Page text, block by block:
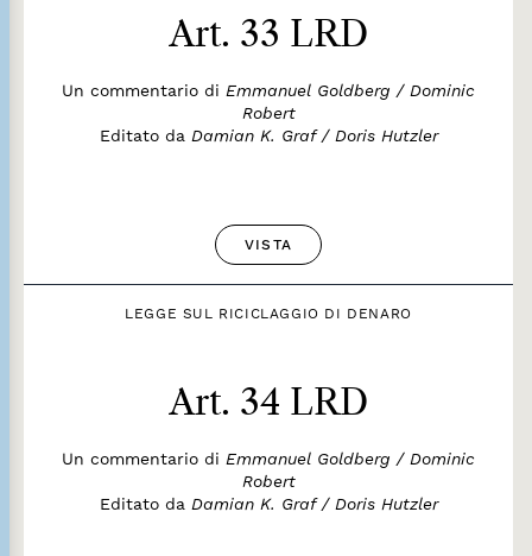
Art. 33 LRD
Un commentario di Emmanuel Goldberg / Dominic
Robert
Editato da Damian K. Graf / Doris Hutzler
VISTA
LEGGE SUL RICICLAGGIO DI DENARO
Art. 34 LRD
Un commentario di Emmanuel Goldberg / Dominic
Robert
Editato da Damian K. Graf / Doris Hutzler